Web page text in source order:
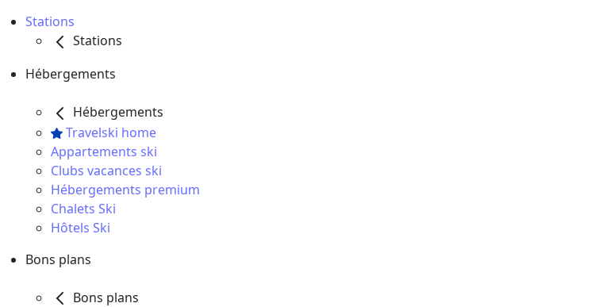
Stations
Stations
Hébergements
Hébergements
Travelski home
Appartements ski
Clubs vacances ski
Hébergements premium
Chalets Ski
Hôtels Ski
Bons plans
Bons plans